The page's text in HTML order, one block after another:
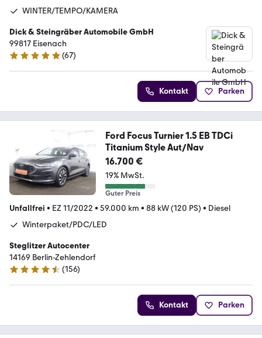
WINTER/TEMPO/KAMERA
Dick & Steingräber Automobile GmbH
99817 Eisenach
4.8 Sterne
(67)
Kontakt Parken
Ford Focus Turnier 1.5 EB TDCi
Titanium Style Aut/Nav
16.700 €
19% MwSt.
Guter Preis
Unfallfrei • EZ 11/2022 • 59.000 km • 88 kW (120 PS) • Diesel
Winterpaket/PDC/LED
Steglitzer Autocenter
14169 Berlin-Zehlendorf
4.6 Sterne
(156)
Kontakt Parken